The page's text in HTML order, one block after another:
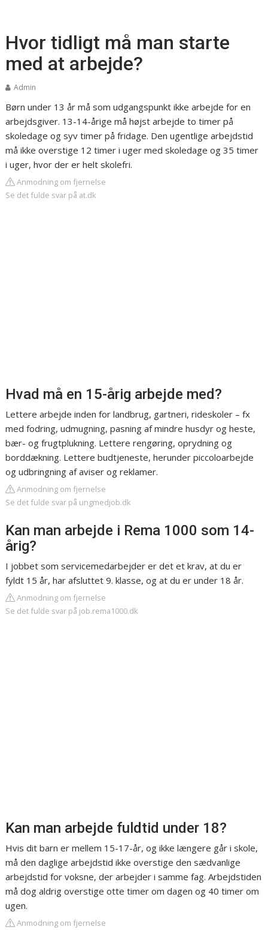
Hvor tidligt må man starte
med at arbejde?
Admin
Børn under 13 år må som udgangspunkt ikke arbejde for en
arbejdsgiver. 13-14-årige må højst arbejde to timer på
skoledage og syv timer på fridage. Den ugentlige arbejdstid
må ikke overstige 12 timer i uger med skoledage og 35 timer
i uger, hvor der er helt skolefri.
Anmodning om fjernelse
Se det fulde svar på at.dk
Hvad må en 15-årig arbejde med?
Lettere arbejde inden for landbrug, gartneri, rideskoler – fx
med fodring, udmugning, pasning af mindre husdyr og heste,
bær- og frugtplukning. Lettere rengøring, oprydning og
borddækning. Lettere budtjeneste, herunder piccoloarbejde
og udbringning af aviser og reklamer.
Anmodning om fjernelse
Se det fulde svar på ungmedjob.dk
Kan man arbejde i Rema 1000 som 14-
årig?
I jobbet som servicemedarbejder er det et krav, at du er
fyldt 15 år, har afsluttet 9. klasse, og at du er under 18 år.
Anmodning om fjernelse
Se det fulde svar på job.rema1000.dk
Kan man arbejde fuldtid under 18?
Hvis dit barn er mellem 15-17-år, og ikke længere går i skole,
må den daglige arbejdstid ikke overstige den sædvanlige
arbejdstid for voksne, der arbejder i samme fag. Arbejdstiden
må dog aldrig overstige otte timer om dagen og 40 timer om
ugen.
Anmodning om fjernelse